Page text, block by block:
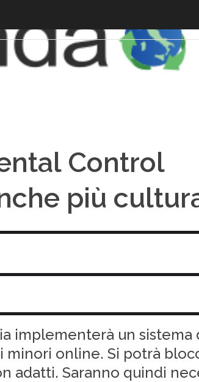
Control
più
implementerà un sistema
online. Si potrà
adatti. Saranno quindi